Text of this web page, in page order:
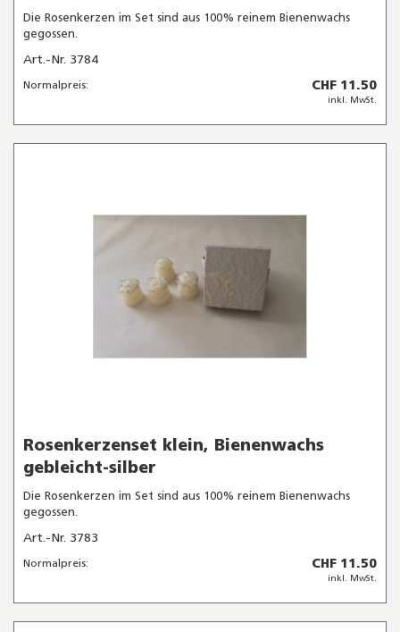
Die Rosenkerzen im Set sind aus 100% reinem Bienenwachs
gegossen.
Art.-Nr. 3784
Normalpreis: CHF 11.50
inkl. MwSt.
Rosenkerzenset klein, Bienenwachs
gebleicht-silber
Die Rosenkerzen im Set sind aus 100% reinem Bienenwachs
gegossen.
Art.-Nr. 3783
Normalpreis: CHF 11.50
inkl. MwSt.